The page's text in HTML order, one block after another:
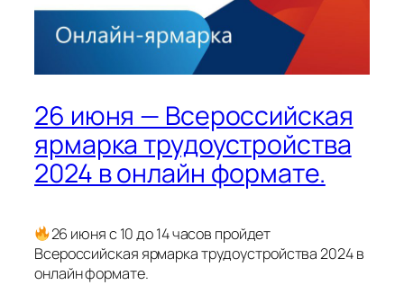
26 июня — Всероссийская
ярмарка трудоустройства
2024 в онлайн формате.
26 июня с 10 до 14 часов пройдет
Всероссийская ярмарка трудоустройства 2024 в
онлайн формате.